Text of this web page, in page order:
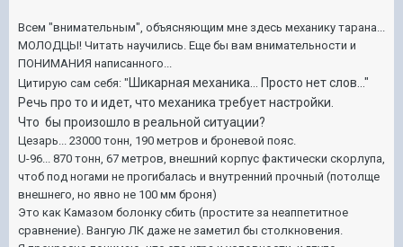
Всем "внимательным", объясняющим мне здесь механику тарана...
МОЛОДЦЫ! Читать научились. Еще бы вам внимательности и
ПОНИМАНИЯ написанного...
Цитирую сам себя: " Шикарная механика... Просто нет слов..."
Речь про то и идет, что механика требует настройки.
Что бы произошло в реальной ситуации?
Цезарь... 23000 тонн, 190 метров и броневой пояс.
U-96... 870 тонн, 67 метров, внешний корпус фактически скорлупа,
чтоб под ногами не прогибалась и внутренний прочный (потолще
внешнего, но явно не 100 мм броня)
Это как Камазом болонку сбить (простите за неаппетитное
сравнение). Вангую ЛК даже не заметил бы столкновения.